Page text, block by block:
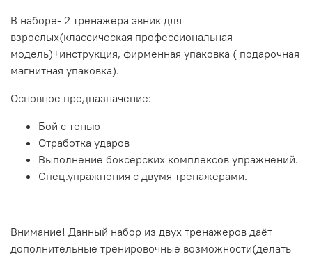
В наборе- 2 тренажера эвник для
взрослых(классическая профессиональная
модель)+инструкция, фирменная упаковка ( подарочная
магнитная упаковка).
Основное предназначение:
Бой с тенью
Отработка ударов
Выполнение боксерских комплексов упражнений.
Спец.упражнения с двумя тренажерами.
Внимание! Данный набор из двух тренажеров даёт
дополнительные тренировочные возможности(делать